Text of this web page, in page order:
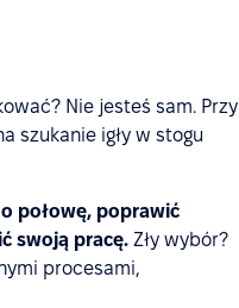
Nie jesteś sam. Przy
szukanie igły w stogu
połowę, poprawić
swoją pracę. Zły wybór?
procesami,